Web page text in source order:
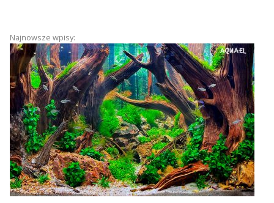
Najnowsze wpisy: